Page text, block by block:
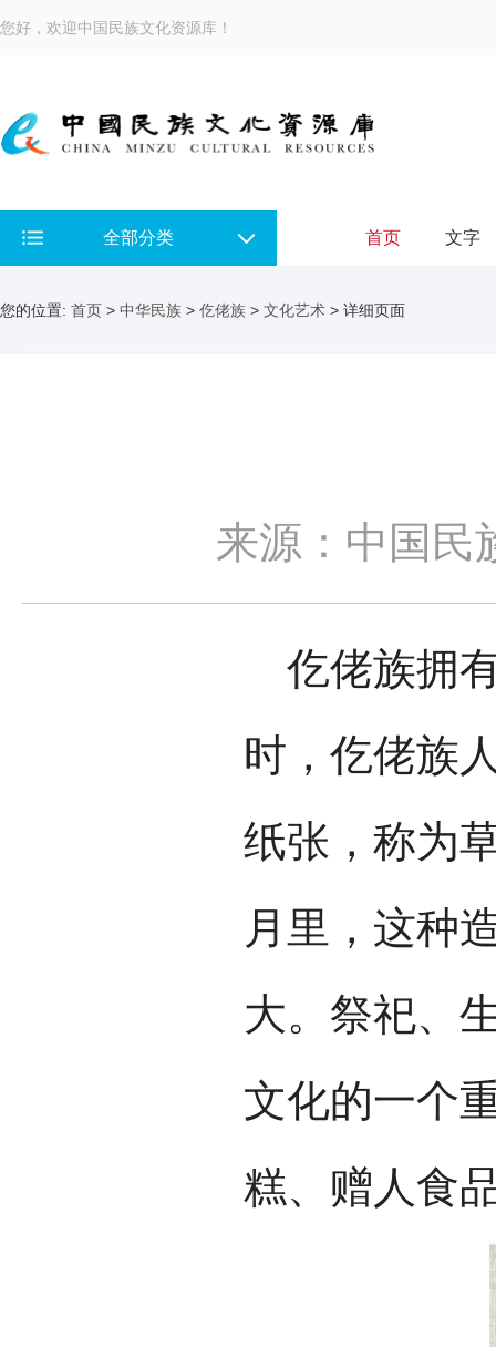
您好，欢迎中国民族文化资源库！
全部分类 首页 文字
您的位置: 首页 > 中华民族 > 仡佬族 > 文化艺术 > 详细页面
来源：中国民
仡佬族拥
时，仡佬族
纸张，称为
月里，这种
大。祭祀、
文化的一个
糕、赠人食